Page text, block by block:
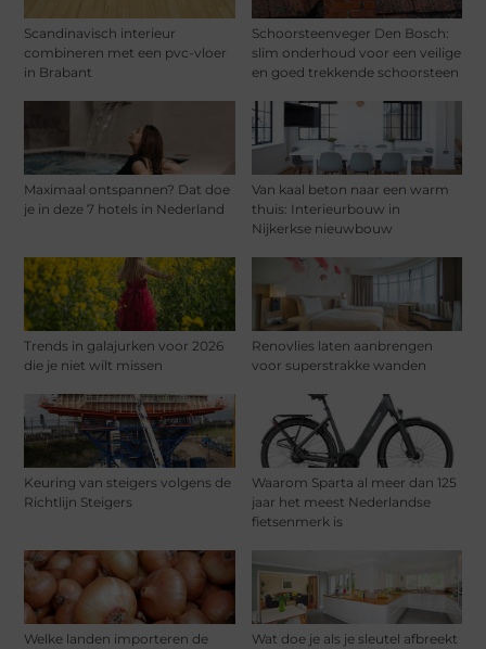
Scandinavisch interieur
combineren met een pvc-vloer
in Brabant
Schoorsteenveger Den Bosch:
slim onderhoud voor een veilige
en goed trekkende schoorsteen
Maximaal ontspannen? Dat doe
je in deze 7 hotels in Nederland
Van kaal beton naar een warm
thuis: Interieurbouw in
Nijkerkse nieuwbouw
Trends in galajurken voor 2026
die je niet wilt missen
Renovlies laten aanbrengen
voor superstrakke wanden
Keuring van steigers volgens de
Richtlijn Steigers
Waarom Sparta al meer dan 125
jaar het meest Nederlandse
fietsenmerk is
Welke landen importeren de
Wat doe je als je sleutel afbreekt